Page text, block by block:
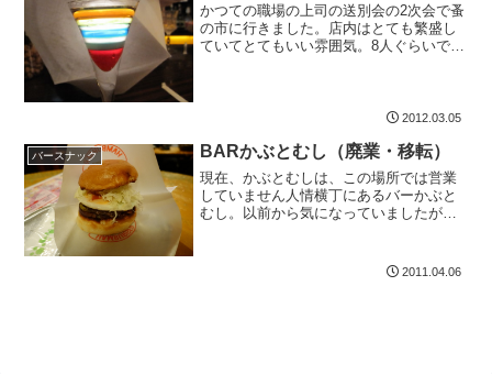
かつての職場の上司の送別会の2次会で蚤
の市に行きました。店内はとても繁盛し
ていてとてもいい雰囲気。8人ぐらいでい
2012.03.05
バースナック BARかぶとむし（廃業・移転）
現在、かぶとむしは、この場所では営業
していません人情横丁にあるバーかぶと
むし。以前から気になっていましたが、
2011.04.06